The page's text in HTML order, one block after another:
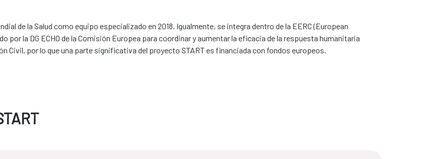
de la Salud como equipo especializado en 2018. Igualmente, se integra dentro de la EERC (European
por la DG ECHO de la Comisión Europea para coordinar y aumentar la eficacia de la respuesta humanitaria
Civil, por lo que una parte significativa del proyecto START es financiada con fondos europeos.